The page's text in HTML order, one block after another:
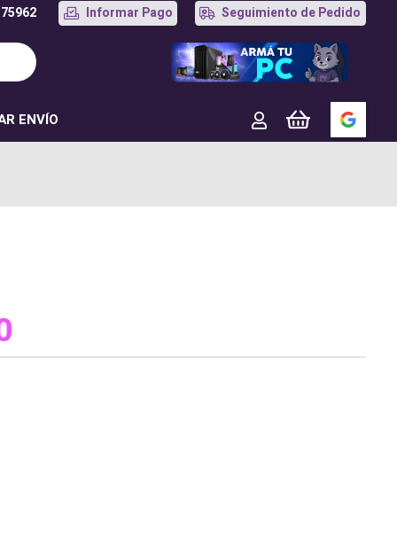
Informar Pago Seguimiento de Pedido
ENVÍO